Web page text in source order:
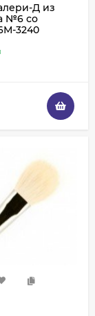
Д из
№6 со
3240